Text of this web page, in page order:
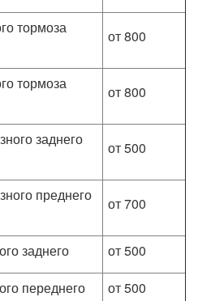
тормоза
от 800
тормоза
от 800
заднего
от 500
преднего
от 700
заднего
от 500
переднего
от 500